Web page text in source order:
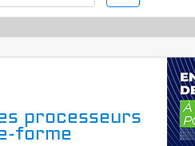
processeurs
forme